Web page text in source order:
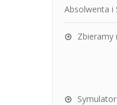
Absolwenta i
Zbieramy